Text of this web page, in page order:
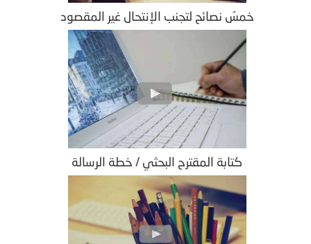
خمسُ نصائح لتجنب الإنتحال غير المقصود
كتابة المقترح البحثي / خطة الرسالة